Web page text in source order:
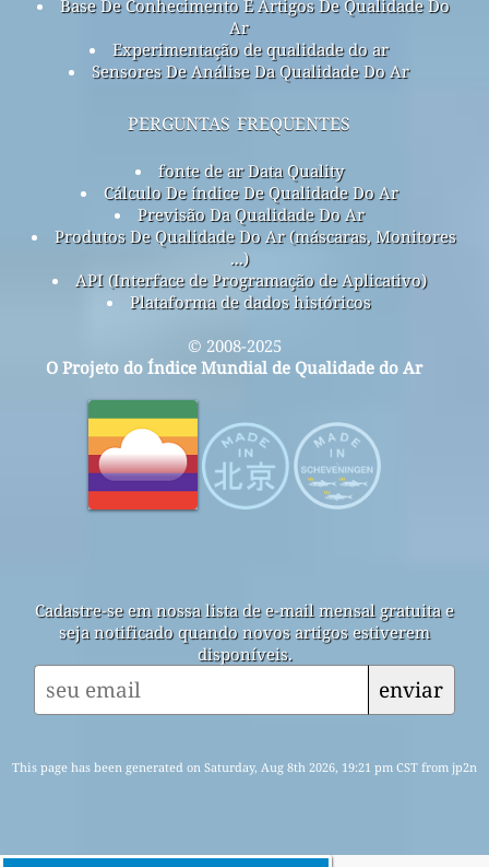
Base De Conhecimento E Artigos De Qualidade Do
Ar
Experimentação de qualidade do ar
Sensores De Análise Da Qualidade Do Ar
perguntas frequentes
fonte de ar Data Quality
Cálculo De índice De Qualidade Do Ar
Previsão Da Qualidade Do Ar
Produtos De Qualidade Do Ar (máscaras, Monitores
...)
API (Interface de Programação de Aplicativo)
Plataforma de dados históricos
© 2008-2025
O Projeto do Índice Mundial de Qualidade do Ar
Cadastre-se em nossa lista de e-mail mensal gratuita e
seja notificado quando novos artigos estiverem
disponíveis.
enviar
This page has been generated on Saturday, Aug 8th 2026, 19:21 pm CST from jp2n